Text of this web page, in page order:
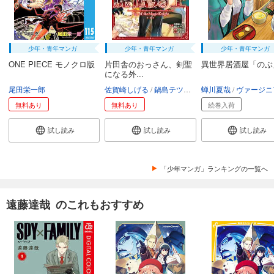
少年・青年マンガ
ONE PIECE モノクロ版
尾田栄一郎
無料あり
試し読み
少年・青年マンガ
片田舎のおっさん、剣聖
になる外...
佐賀崎しげる 鍋島テツヒロ 空路恵 渡辺樹
無料あり
試し読み
少年・青年マンガ
異世界居酒屋「の
蝉川夏哉 ヴァージニア二
続巻入荷
試し読み
「少年マンガ」ランキングの一覧へ
遠藤達哉 のこれもおすすめ